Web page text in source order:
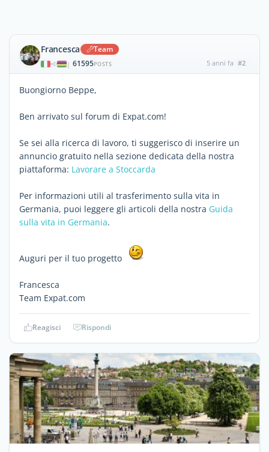
Francesca Team
| 61595POSTS 5 anni fa #2
Buongiorno Beppe,
Ben arrivato sul forum di Expat.com!
Se sei alla ricerca di lavoro, ti suggerisco di inserire un
annuncio gratuito nella sezione dedicata della nostra
piattaforma: Lavorare a Stoccarda
Per informazioni utili al trasferimento sulla vita in
Germania, puoi leggere gli articoli della nostra Guida
sulla vita in Germania.
Auguri per il tuo progetto
Francesca
Team Expat.com
Reagisci Rispondi